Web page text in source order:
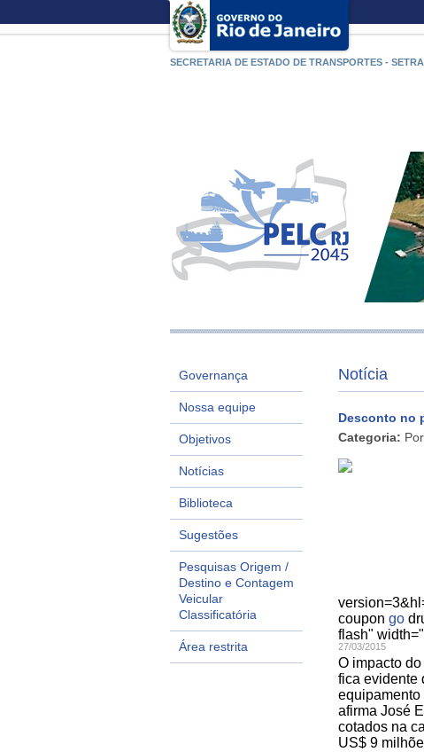
SECRETARIA DE ESTADO DE TRANSPORTES -
Governança
Nossa equipe
Objetivos
Notícias
Biblioteca
Sugestões
Pesquisas Origem /
Destino e Contagem
Veicular
Classificatória
Área restrita
Notícia
Desconto no
Categoria:
coupon go
flash"
27/03/2015
O impacto
fica evidente
equipamento
afirma José
cotados na
US$ 9